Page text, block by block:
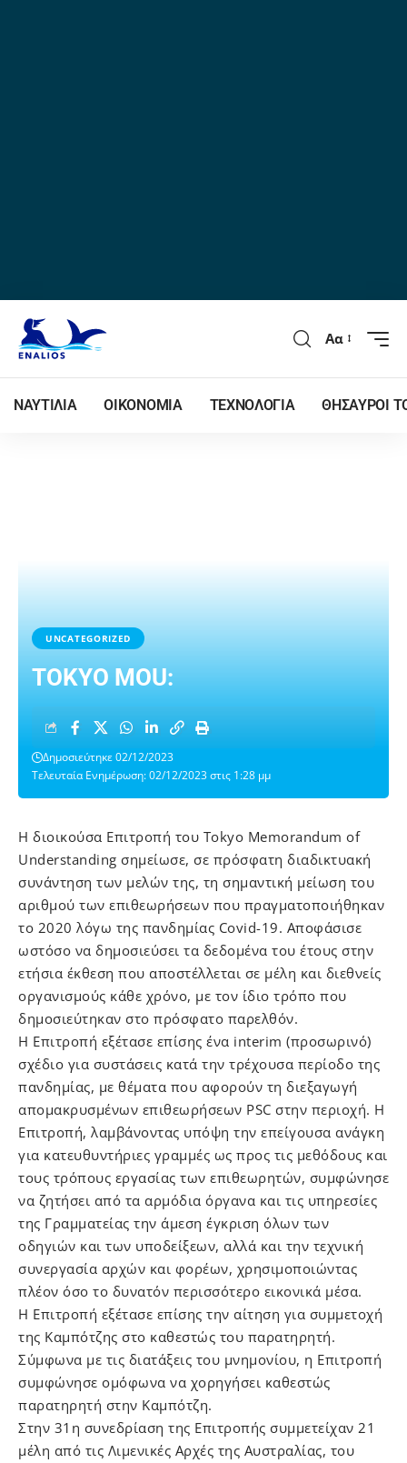
Αα
ΝΑΥΤΙΛΙΑ ΟΙΚΟΝΟΜΙΑ ΤΕΧΝΟΛΟΓΙΑ ΘΗΣΑΥΡΟΙ
UNCATEGORIZED
TOKYO MOU:
Τελευταία Ενημέρωση: 02/12/2023 στις 1:28 μμ
Δημοσιεύτηκε 02/12/2023
H διοικούσα Επιτροπή του Tokyo Memorandum of
Understanding σημείωσε, σε πρόσφατη διαδικτυακή
συνάντηση των μελών της, τη σημαντική μείωση του
αριθμού των επιθεωρήσεων που πραγματοποιήθηκαν
το 2020 λόγω της πανδημίας Covid-19. Αποφάσισε
ωστόσο να δημοσιεύσει τα δεδομένα του έτους στην
ετήσια έκθεση που αποστέλλεται σε μέλη και διεθνείς
οργανισμούς κάθε χρόνο, με τον ίδιο τρόπο που
δημοσιεύτηκαν στο πρόσφατο παρελθόν.
Η Επιτροπή εξέτασε επίσης ένα interim (προσωρινό)
σχέδιο για συστάσεις κατά την τρέχουσα περίοδο της
πανδημίας, με θέματα που αφορούν τη διεξαγωγή
απομακρυσμένων επιθεωρήσεων PSC στην περιοχή. Η
Επιτροπή, λαμβάνοντας υπόψη την επείγουσα ανάγκη
για κατευθυντήριες γραμμές ως προς τις μεθόδους και
τους τρόπους εργασίας των επιθεωρητών, συμφώνησε
να ζητήσει από τα αρμόδια όργανα και τις υπηρεσίες
της Γραμματείας την άμεση έγκριση όλων των
οδηγιών και των υποδείξεων, αλλά και την τεχνική
συνεργασία αρχών και φορέων, χρησιμοποιώντας
πλέον όσο το δυνατόν περισσότερο εικονικά μέσα.
Η Επιτροπή εξέτασε επίσης την αίτηση για συμμετοχή
της Καμπότζης στο καθεστώς του παρατηρητή.
Σύμφωνα με τις διατάξεις του μνημονίου, η Επιτροπή
συμφώνησε ομόφωνα να χορηγήσει καθεστώς
παρατηρητή στην Καμπότζη.
Στην 31η συνεδρίαση της Επιτροπής συμμετείχαν 21
μέλη από τις Λιμενικές Αρχές της Αυστραλίας, του